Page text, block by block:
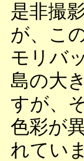
是非撮
が、こ
モリバ
島の大
すが、
色彩が
れてい